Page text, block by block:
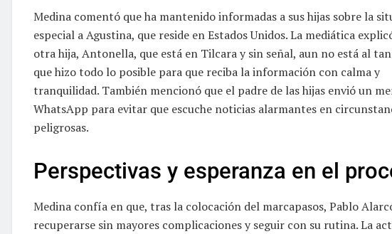
Medina comentó que ha mantenido informadas a sus hijas sobre la
especial a Agustina, que reside en Estados Unidos. La mediática
otra hija, Antonella, que está en Tilcara y sin señal, aun no está al
que hizo todo lo posible para que reciba la información con calma y
tranquilidad. También mencionó que el padre de las hijas envió un
WhatsApp para evitar que escuche noticias alarmantes en
peligrosas.
Perspectivas y esperanza en el
Medina confía en que, tras la colocación del marcapasos, Pablo
recuperarse sin mayores complicaciones y seguir con su rutina. La